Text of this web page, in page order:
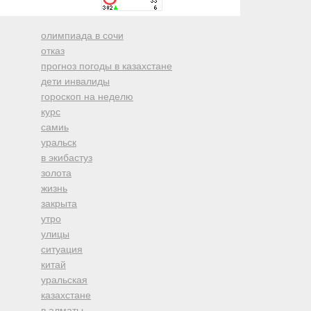
олимпиада в сочи
отказ
прогноз погоды в казахстане
дети инвалиды
гороскоп на неделю
курс
самиь
уральск
в экибастуз
золота
жизнь
закрыта
утро
улицы
ситуация
китай
уральская
казахстане